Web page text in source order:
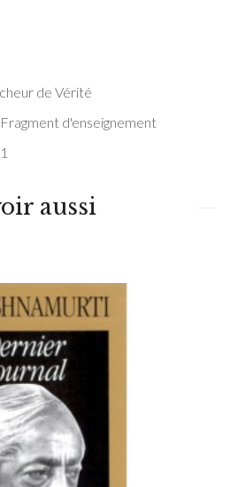
de Vérité
d'enseignement
1
aussi